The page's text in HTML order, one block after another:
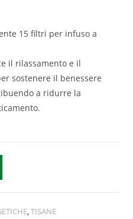
15 filtri per infuso a
il rilassamento e il
sostenere il benessere
a ridurre la
,TISANE